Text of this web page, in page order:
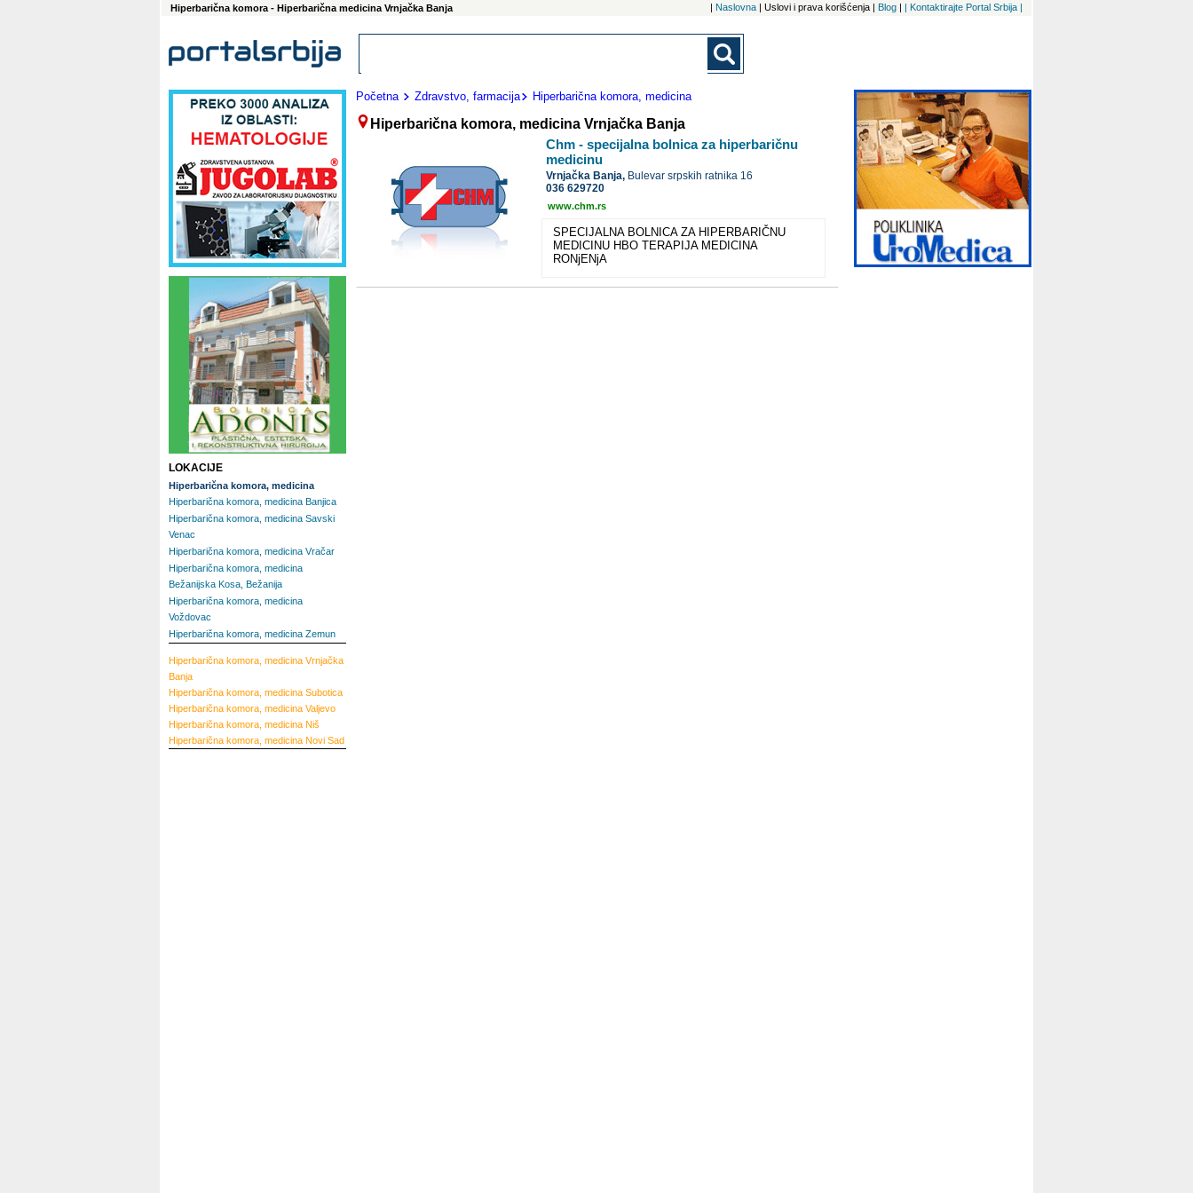
Hiperbarična komora - Hiperbarična medicina Vrnjačka Banja | Naslovna | Uslovi i prava korišćenja | Blog | | Kontaktirajte Portal Srbija |
Početna Zdravstvo, farmacija Hiperbarična komora, medicina
Hiperbarična komora, medicina Vrnjačka Banja
Chm - specijalna bolnica za hiperbaričnu
medicinu
Vrnjačka Banja, Bulevar srpskih ratnika 16
036 629720
www.chm.rs
SPECIJALNA BOLNICA ZA HIPERBARIČNU
MEDICINU HBO TERAPIJA MEDICINA
RONjENjA
LOKACIJE
Hiperbarična komora, medicina
Hiperbarična komora, medicina Banjica
Hiperbarična komora, medicina Savski
Venac
Hiperbarična komora, medicina Vračar
Hiperbarična komora, medicina
Bežanijska Kosa, Bežanija
Hiperbarična komora, medicina
Voždovac
Hiperbarična komora, medicina Zemun
Hiperbarična komora, medicina Vrnjačka
Banja
Hiperbarična komora, medicina Subotica
Hiperbarična komora, medicina Valjevo
Hiperbarična komora, medicina Niš
Hiperbarična komora, medicina Novi Sad